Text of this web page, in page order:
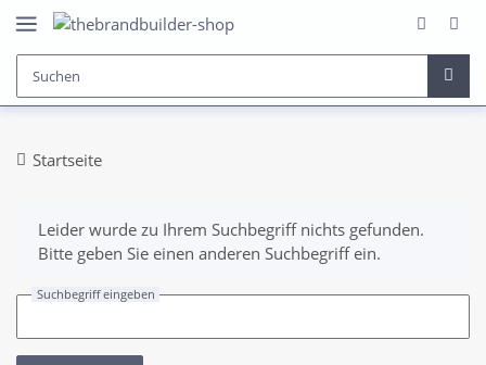
Startseite
xLeider wurde zu Ihrem Suchbegriff nichts gefunden.
Bitte geben Sie einen anderen Suchbegriff ein.
Suchbegriff eingeben